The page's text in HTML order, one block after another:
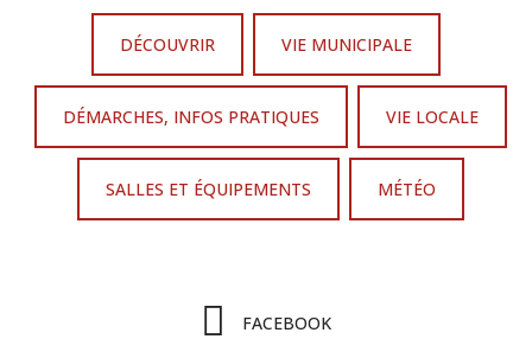
DÉCOUVRIR VIE MUNICIPALE
DÉMARCHES, INFOS PRATIQUES VIE LOCALE
SALLES ET ÉQUIPEMENTS MÉTÉO
FACEBOOK